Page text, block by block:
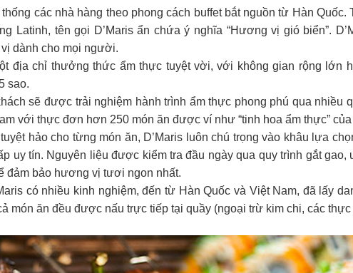
các nhà hàng theo phong cách buffet bắt nguồn từ Hàn Quốc.
Latinh, tên gọi D’Maris ẩn chứa ý nghĩa “Hương vị gió biển”.
dành cho mọi người.
địa chỉ thưởng thức ẩm thực tuyệt vời, với không gian rộng lớn
sao.
sẽ được trải nghiệm hành trình ẩm thực phong phú qua nhiều
với thực đơn hơn 250 món ăn được ví như “tinh hoa ẩm thực”
hảo cho từng món ăn, D’Maris luôn chú trọng vào khâu lựa
uy tín. Nguyên liệu được kiểm tra đầu ngày qua quy trình gắt
đảm bảo hương vị tươi ngon nhất.
có nhiều kinh nghiệm, đến từ Hàn Quốc và Việt Nam, đã lấy
món ăn đều được nấu trực tiếp tại quầy (ngoại trừ kim chi, các